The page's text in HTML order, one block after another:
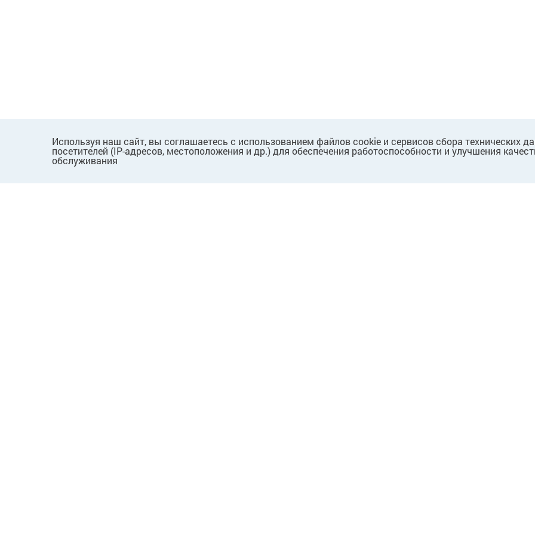
Используя наш сайт, вы соглашаетесь с использованием файлов cookie и сервисов сбора технических
посетителей (IP-адресов, местоположения и др.) для обеспечения работоспособности и улучшения
обслуживания